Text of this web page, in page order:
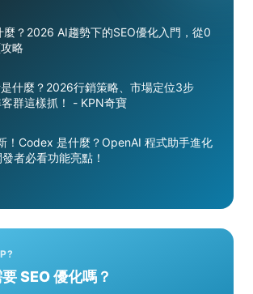
麼？2026 AI趨勢下的SEO優化入門，從0
略
什麼？2026行銷策略、市場定位3步
群這樣抓！ - KPN奇寶
！Codex 是什麼？OpenAI 程式助手進化
者必看功能亮點！
SEO 優化嗎？